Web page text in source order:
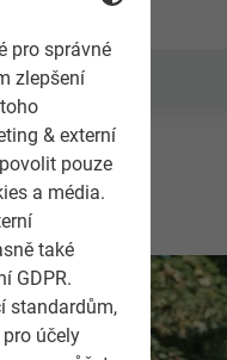
pro správné
zlepšení
& externí
pouze
a média.
také
GDPR.
standardům,
účely